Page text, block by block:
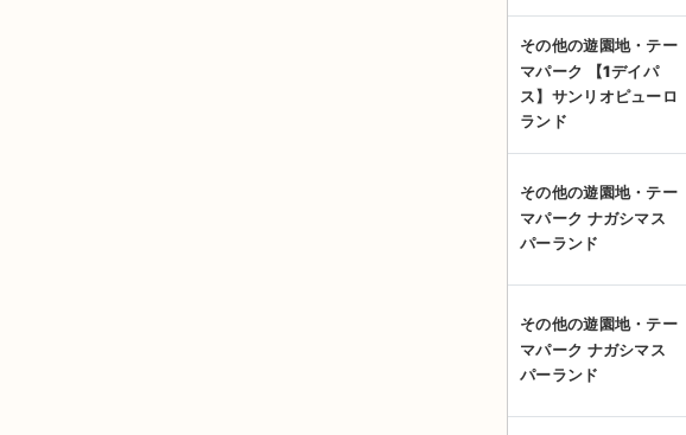
その他の遊園地・テー
マパーク 【1デイパ
ス】サンリオピューロ
ランド
その他の遊園地・テー
マパーク ナガシマス
パーランド
その他の遊園地・テー
マパーク ナガシマス
パーランド